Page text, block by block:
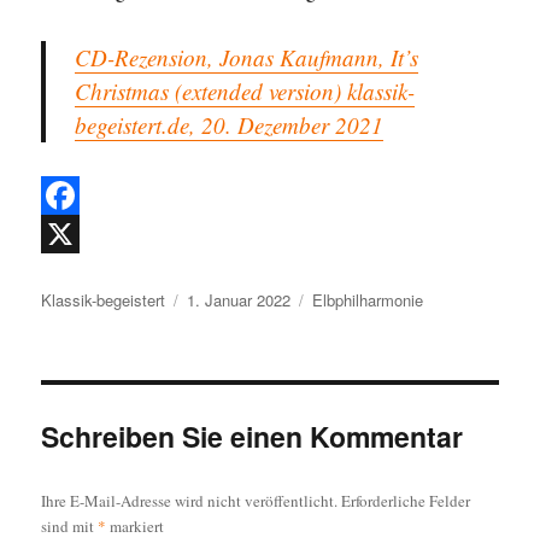
CD-Rezension, Jonas Kaufmann, It’s
Christmas (extended version) klassik-
begeistert.de, 20. Dezember 2021
F
c
b
o
k
Autor
Klassik-begeistert
Veröffentlicht
1. Januar 2022 Kategorien
Elbphilharmonie
Schreiben Sie einen Kommentar
Ihre E-Mail-Adresse wird nicht veröffentlicht.Erforderliche Felder
sind mit * markiert